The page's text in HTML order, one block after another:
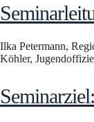
Ilka Petermann,
Köhler,
Seminarziel: